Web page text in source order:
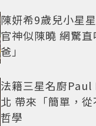
陳妍希9歲兒小星
官神似陳曉 網驚
爸」
法籍三星名廚
北 帶來「簡單，
哲學